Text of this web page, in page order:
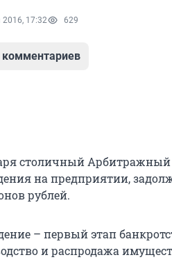
17:32 629
комментариев
столичный Арбитражный
на предприятии,
рублей.
– первый этап
и распродажа